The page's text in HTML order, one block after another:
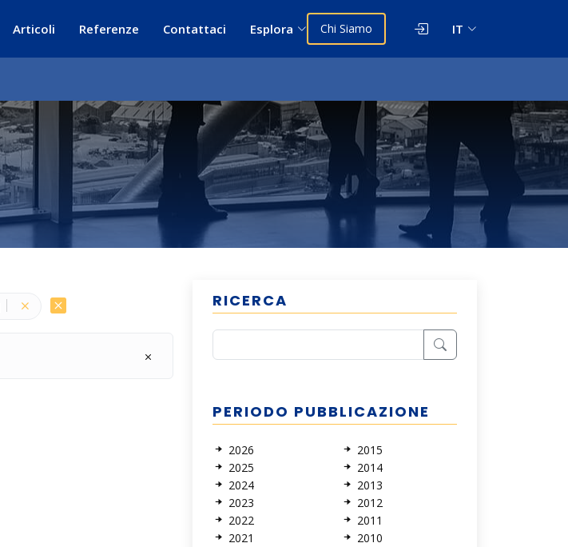
Articoli Referenze Contattaci Esplora Chi Siamo IT
RICERCA
PERIODO PUBBLICAZIONE
2026
2025
2024
2023
2022
2021
2015
2014
2013
2012
2011
2010